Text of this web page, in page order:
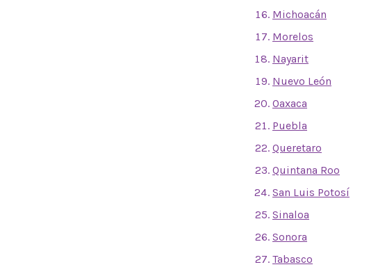
Michoacán
Morelos
Nayarit
Nuevo León
Oaxaca
Puebla
Queretaro
Quintana Roo
San Luis Potosí
Sinaloa
Sonora
Tabasco